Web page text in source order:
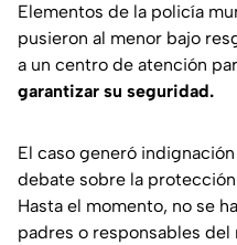
Elementos de la policía
pusieron al menor bajo
a un centro de atención
garantizar su seguridad.
El caso generó
debate sobre la
Hasta el momento, no se
padres o responsables del